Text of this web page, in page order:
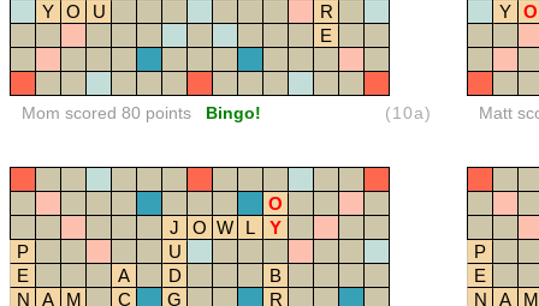
Y O U
R
E
Mom scored 80 points Bingo! (10a)
Y O
Matt
O
J
O W L
Y
P
U
E
A D
B
N
A M C G R
P
E
N
A M